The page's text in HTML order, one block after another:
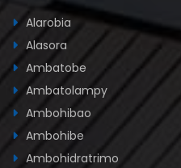
Alarobia
Alasora
Ambatobe
Ambatolampy
Ambohibao
Ambohibe
Ambohidratrimo